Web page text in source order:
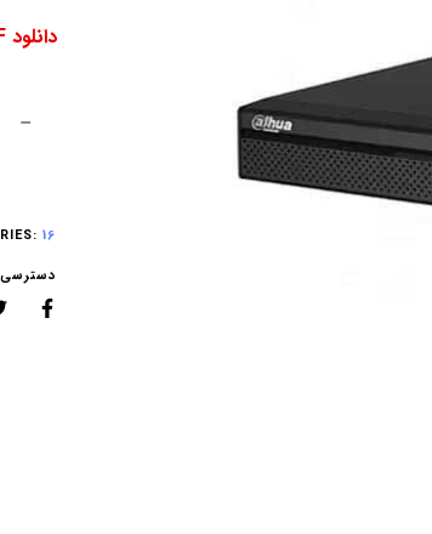
دانلود PDF محصول ⇓
16 کانال NVR